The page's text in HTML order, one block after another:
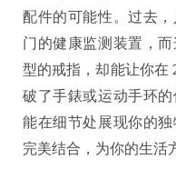
配件的可能性。过去
门的健康监测装置，
型的戒指，却能让你在
破了手錶或运动手环
能在细节处展现你的
完美结合，为你的生活